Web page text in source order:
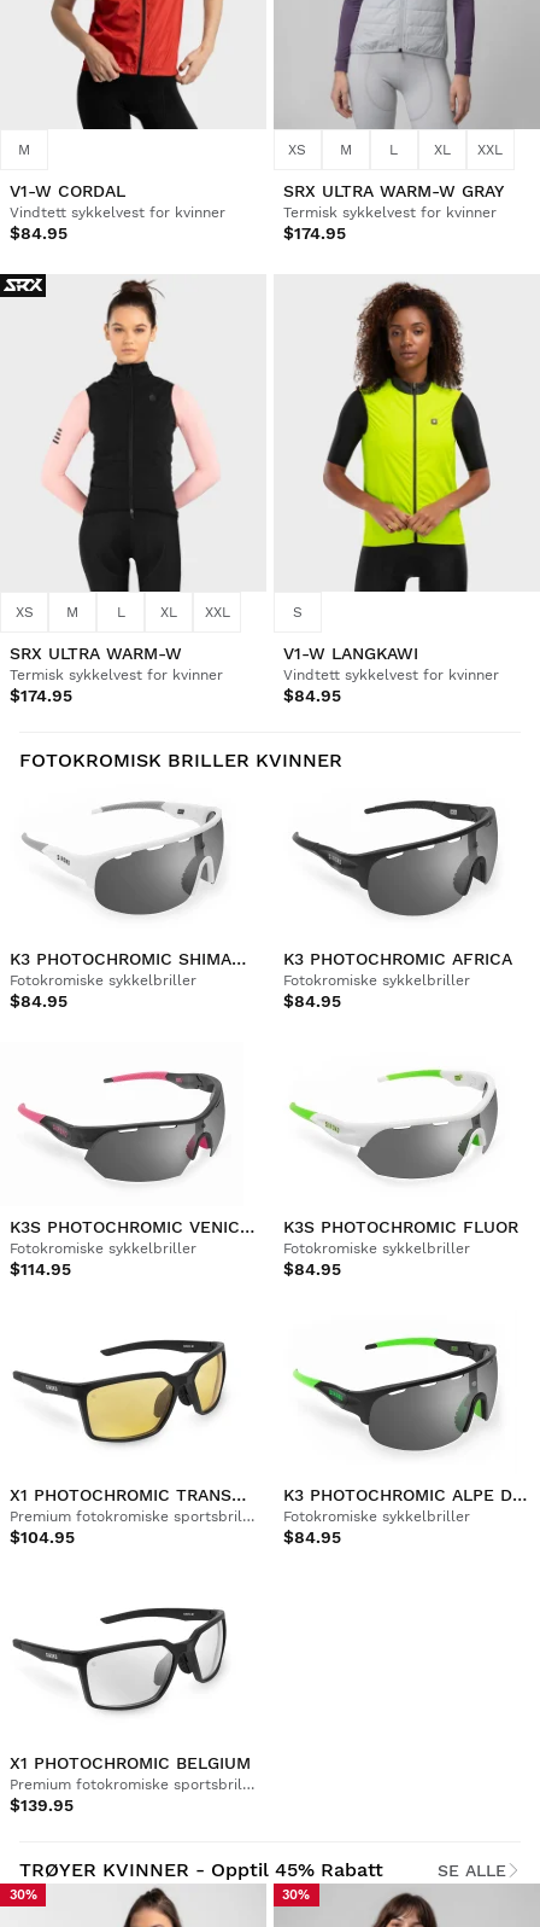
M
V1-W CORDAL
Vindtett sykkelvest for kvinner
$84.95
XS M L XL XXL
SRX ULTRA WARM-W GRAY
Termisk sykkelvest for kvinner
$174.95
XS M L XL XXL
SRX ULTRA WARM-W
Termisk sykkelvest for kvinner
$174.95
S
V1-W LANGKAWI
Vindtett sykkelvest for kvinner
$84.95
FOTOKROMISK BRILLER KVINNER
K3 PHOTOCHROMIC SHIMANAMI KAIDO
Fotokromiske sykkelbriller
$84.95
K3 PHOTOCHROMIC AFRICA
Fotokromiske sykkelbriller
$84.95
K3S PHOTOCHROMIC VENICE BEACH
Fotokromiske sykkelbriller
$114.95
K3S PHOTOCHROMIC FLUOR
Fotokromiske sykkelbriller
$84.95
X1 PHOTOCHROMIC TRANSNEVADA
Premium fotokromiske sportsbriller
$104.95
K3 PHOTOCHROMIC ALPE D'HUEZ
Fotokromiske sykkelbriller
$84.95
X1 PHOTOCHROMIC BELGIUM
Premium fotokromiske sportsbriller
$139.95
TRØYER KVINNER - Opptil 45% Rabatt SE ALLE
30% 30%